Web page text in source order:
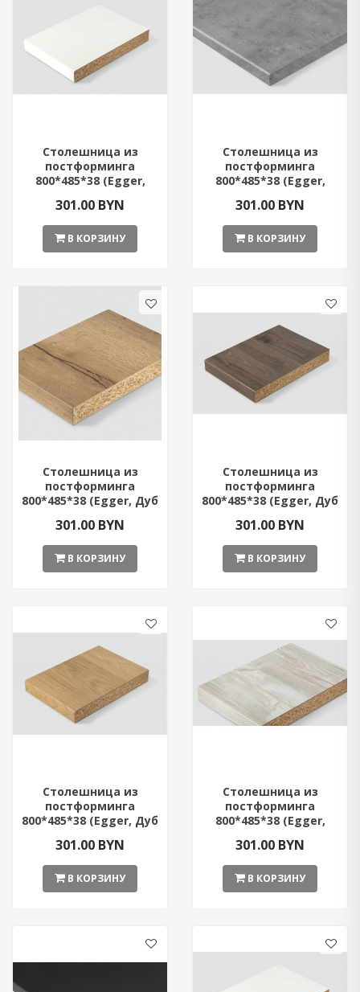
Столешница из
постформинга
800*485*38 (Egger,
301.00 BYN
В КОРЗИНУ
Столешница из
постформинга
800*485*38 (Egger,
серый)
301.00 BYN
В КОРЗИНУ
Столешница из
постформинга
800*485*38 (Egger, Дуб
301.00 BYN
В КОРЗИНУ
Столешница из
постформинга
800*485*38 (Egger, Дуб
301.00 BYN
В КОРЗИНУ
Столешница из
постформинга
800*485*38 (Egger, Дуб
301.00 BYN
В КОРЗИНУ
Столешница из
постформинга
800*485*38 (Egger,
301.00 BYN
В КОРЗИНУ